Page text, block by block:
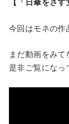
【「日傘をさ
今回はモネの作
まだ動画をみて
是非ご覧になっ